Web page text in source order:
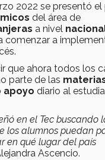
2022 se presentó
del área de
a nivel
comenzar a
que ahora todos los
parte de las
apoyo diario al
en el Tec buscando
los alumnos puedan
en qué lugar del país
Ascencio.